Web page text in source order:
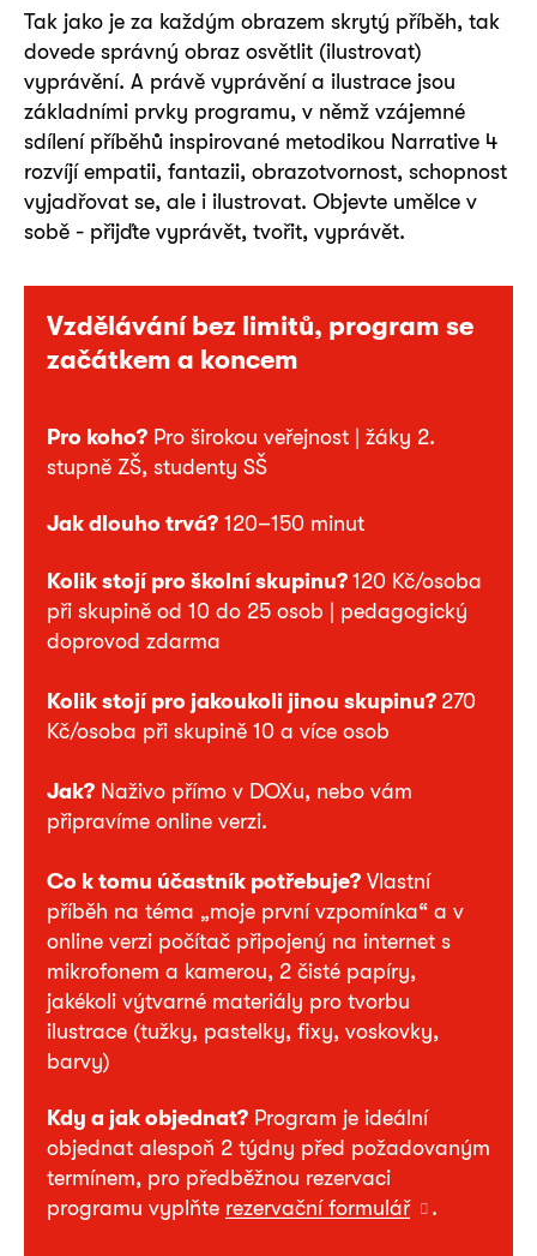
Vzdělávání bez limitů, program se
začátkem a koncem
Pro koho? Pro širokou veřejnost | žáky 2.
stupně ZŠ, studenty SŠ
Jak dlouho trvá? 120–150 minut
Kolik stojí pro školní skupinu?120 Kč/osoba
při skupině od 10 do 25 osob | pedagogický
doprovod zdarma
Kolik stojí pro jakoukoli jinou skupinu? 270
Kč/osoba při skupině 10 a více osob
Jak? Naživo přímo v DOXu, nebo vám
připravíme online verzi.
Co k tomu účastník potřebuje? Vlastní
příběh na téma „moje první vzpomínka“ a v
online verzi počítač připojený na internet s
mikrofonem a kamerou, 2 čisté papíry,
jakékoli výtvarné materiály pro tvorbu
ilustrace (tužky, pastelky, fixy, voskovky,
barvy)
Kdy a jak objednat? Program je ideální
objednat alespoň 2 týdny před požadovaným
termínem, pro předběžnou rezervaci
programu vyplňte rezervační formulář .
Tak jako je za každým obrazem skrytý příběh, tak
dovede správný obraz osvětlit (ilustrovat)
vyprávění. A právě vyprávění a ilustrace jsou
základními prvky programu, v němž vzájemné
sdílení příběhů inspirované metodikou Narrative 4
rozvíjí empatii, fantazii, obrazotvornost, schopnost
vyjadřovat se, ale i ilustrovat. Objevte umělce v
sobě - přijďte vyprávět, tvořit, vyprávět.